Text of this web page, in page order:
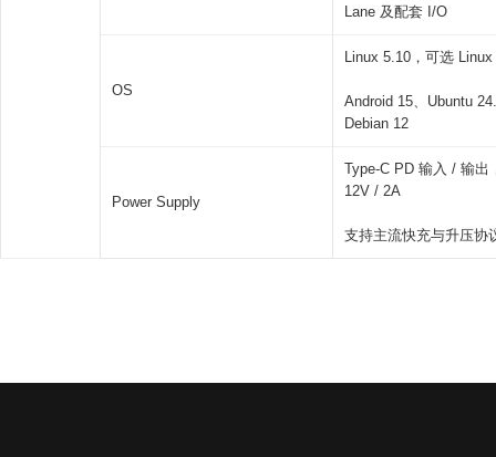
Lane 及配套 I/O
OS
Linux 5.10，可选
Android 15、Ubuntu
Debian 12
Power Supply
Type-C PD 输入 / 输出
12V / 2A
支持主流快充与升压协